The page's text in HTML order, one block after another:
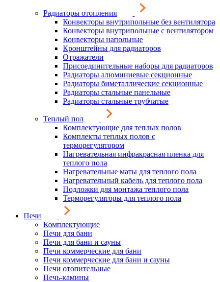
Радиаторы отопления
Конвекторы внутрипольные без вентилятора
Конвекторы внутрипольные с вентилятором
Конвекторы напольные
Кронштейны для радиаторов
Отражатели
Присоединительные наборы для радиаторов
Радиаторы алюминиевые секционные
Радиаторы биметаллические секционные
Радиаторы стальные панельные
Радиаторы стальные трубчатые
Теплый пол
Комплектующие для теплых полов
Комплекты теплых полов с
терморегулятором
Нагревательная инфракрасная пленка для
теплого пола
Нагревательные маты для теплого пола
Нагревательный кабель для теплого пола
Подложки для монтажа теплого пола
Терморегуляторы для теплого пола
Печи
Комплектующие
Печи для бани
Печи для бани и сауны
Печи коммерческие для бани
Печи коммерческие для бани и сауны
Печи отопительные
Печь-камины